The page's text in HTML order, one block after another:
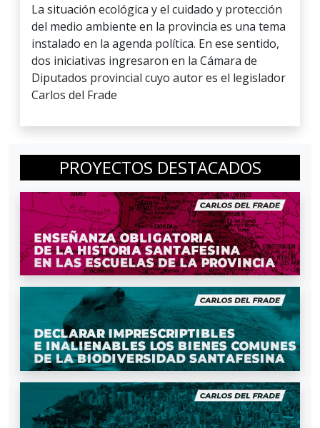
La situación ecológica y el cuidado y protección
del medio ambiente en la provincia es una tema
instalado en la agenda política. En ese sentido,
dos iniciativas ingresaron en la Cámara de
Diputados provincial cuyo autor es el legislador
Carlos del Frade
PROYECTOS DESTACADOS